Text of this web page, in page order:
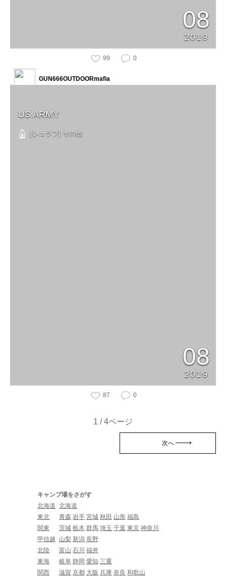
08
2019
99 0
US ARMY
[シュラフ] その他
08
2019
GUN666OUTDOORmafia
87 0
1 / 4ページ
次へ
キャンプ場をさがす
北海道 北海道
東北
青森 岩手 宮城 秋田 山形 福島
関東
茨城 栃木 群馬 埼玉 千葉 東京 神奈川
甲信越
山梨 新潟 長野
北陸
富山 石川 福井
東海
岐阜 静岡 愛知 三重
関西
滋賀 京都 大阪 兵庫 奈良 和歌山